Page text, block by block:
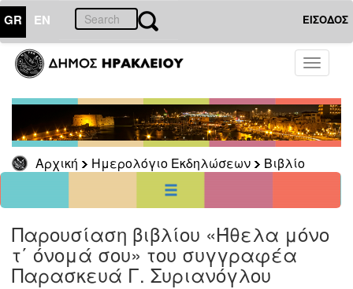
GR EN ΕΙΣΟΔΟΣ
Toggle
Αρχική Ημερολόγιο Εκδηλώσεων Βιβλίο
01Αύγουστος
2026
Τρι Τετ Πεμ Παρ Σαβ
1
2
9
10 11 12 13 14
15
22
<<
σήμερα >>
ΗΜΕΡΟΛΟΓΙΟ
ΕΚΔΗΛΩΣΕΩΝ
Παρουσίαση βιβλίου «Ήθελα μόνο
τ΄ όνομά σου» του συγγραφέα
Παρασκευά Γ. Συριανόγλου